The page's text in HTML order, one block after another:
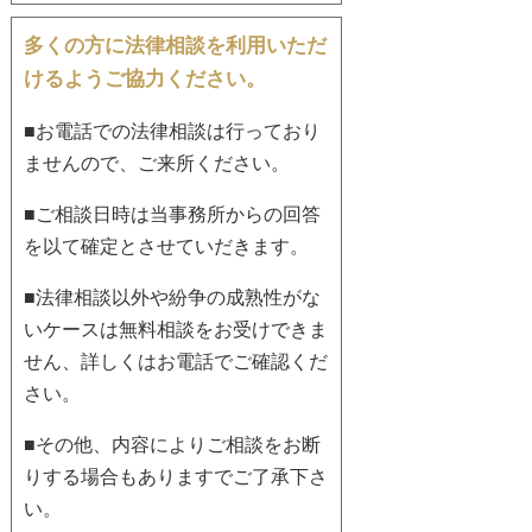
多くの方に法律相談を利用いただ
けるようご協力ください。
■お電話での法律相談は行っており
ませんので、ご来所ください。
■ご相談日時は当事務所からの回答
を以て確定とさせていだきます。
■法律相談以外や紛争の成熟性がな
いケースは無料相談をお受けできま
せん、詳しくはお電話でご確認くだ
さい。
■その他、内容によりご相談をお断
りする場合もありますでご了承下さ
い。